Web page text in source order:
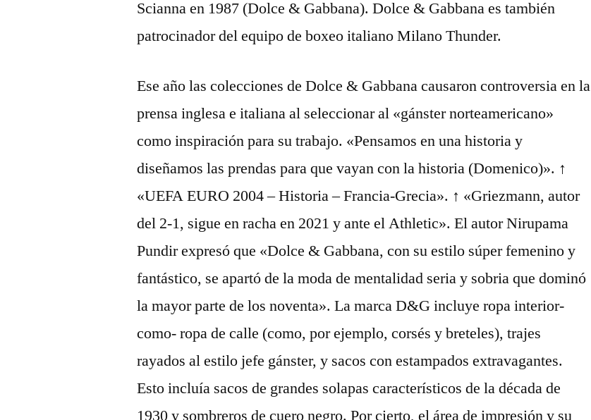
Scianna en 1987 (Dolce & Gabbana). Dolce & Gabbana es también
patrocinador del equipo de boxeo italiano Milano Thunder.
Ese año las colecciones de Dolce & Gabbana causaron controversia en la
prensa inglesa e italiana al seleccionar al «gánster norteamericano»
como inspiración para su trabajo. «Pensamos en una historia y
diseñamos las prendas para que vayan con la historia (Domenico)». ↑
«UEFA EURO 2004 – Historia – Francia-Grecia». ↑ «Griezmann, autor
del 2-1, sigue en racha en 2021 y ante el Athletic». El autor Nirupama
Pundir expresó que «Dolce & Gabbana, con su estilo súper femenino y
fantástico, se apartó de la moda de mentalidad seria y sobria que dominó
la mayor parte de los noventa». La marca D&G incluye ropa interior-
como- ropa de calle (como, por ejemplo, corsés y breteles), trajes
rayados al estilo jefe gánster, y sacos con estampados extravagantes.
Esto incluía sacos de grandes solapas característicos de la década de
1930 y sombreros de cuero negro. Por cierto, el área de impresión y su